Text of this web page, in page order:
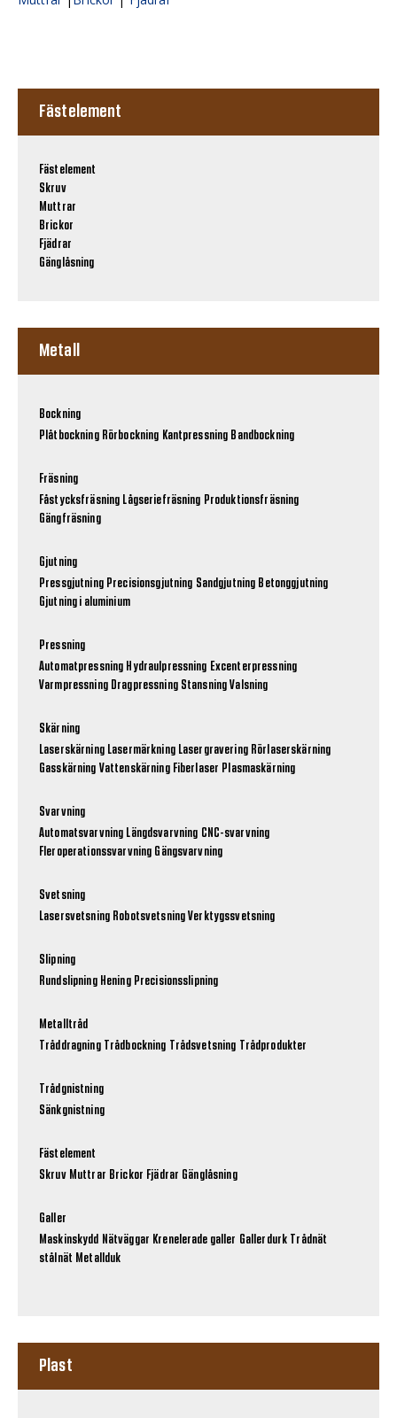
Fästelement
Fästelement
Skruv
Muttrar
Brickor
Fjädrar
Gänglåsning
Metall
Bockning
Plåtbockning Rörbockning Kantpressning Bandbockning
Fräsning
Fåstycksfräsning Lågseriefräsning Produktionsfräsning
Gängfräsning
Gjutning
Pressgjutning Precisionsgjutning Sandgjutning Betonggjutning
Gjutning i aluminium
Pressning
Automatpressning Hydraulpressning Excenterpressning
Varmpressning Dragpressning Stansning Valsning
Skärning
Laserskärning Lasermärkning Lasergravering Rörlaserskärning
Gasskärning Vattenskärning Fiberlaser Plasmaskärning
Svarvning
Automatsvarvning Längdsvarvning CNC-svarvning
Fleroperationssvarvning Gängsvarvning
Svetsning
Lasersvetsning Robotsvetsning Verktygssvetsning
Slipning
Rundslipning Hening Precisionsslipning
Metalltråd
Tråddragning
Trådbockning Trådsvetsning Trådprodukter
Trådgnistning
Sänkgnistning
Fästelement
Skruv Muttrar Brickor Fjädrar Gänglåsning
Galler
Maskinskydd Nätväggar Krenelerade galler Gallerdurk
Trådnät
stålnät Metallduk
Plast